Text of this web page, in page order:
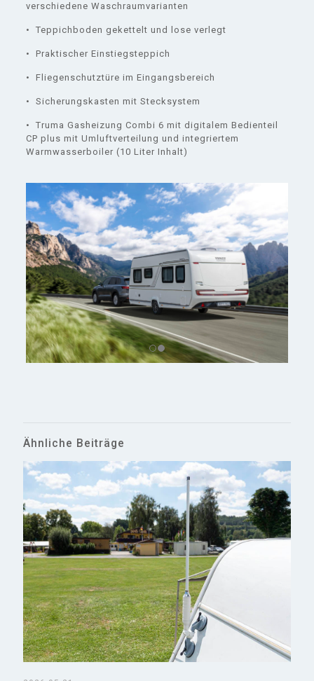
verschiedene Waschraumvarianten
• Teppichboden gekettelt und lose verlegt
• Praktischer Einstiegsteppich
• Fliegenschutztüre im Eingangsbereich
• Sicherungskasten mit Stecksystem
• Truma Gasheizung Combi 6 mit digitalem Bedienteil
CP plus mit Umluftverteilung und integriertem
Warmwasserboiler (10 Liter Inhalt)
Ähnliche Beiträge